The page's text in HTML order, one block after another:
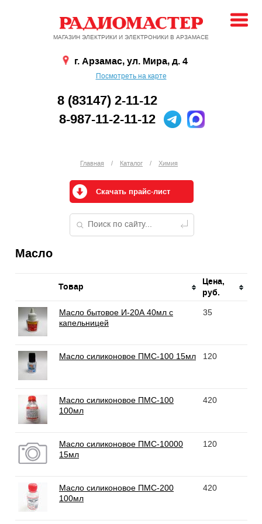
МАГАЗИН ЭЛЕКТРИКИ И ЭЛЕКТРОНИКИ В АРЗАМАСЕ
г. Арзамас, ул. Мира, д. 4
Посмотреть на карте
8 (83147) 2-11-12
8-987-11-2-11-12
Главная / Каталог / Химия
Скачать прайс-лист
Масло
Товар
Цена,
руб.
Масло бытовое И-20А 40мл с
капельницей
35
Масло силиконовое ПМС-100 15мл 120
Масло силиконовое ПМС-100
100мл
420
Масло силиконовое ПМС-10000
15мл
120
Масло силиконовое ПМС-200
100мл
420